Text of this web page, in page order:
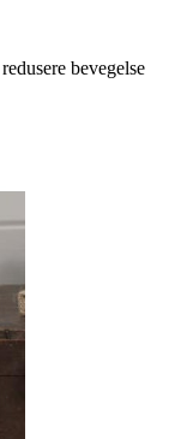
bevegelse